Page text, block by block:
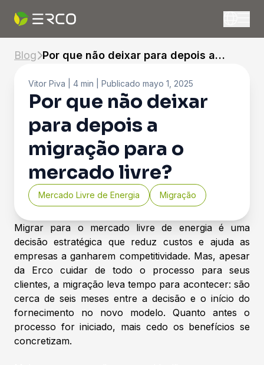
Blog Por que não deixar para depois a
Vitor Piva | 4 min | Publicado mayo 1, 2025
Por que não deixar
para depois a
migração para o
mercado livre?
Mercado Livre de Energia Migração
Migrar para o mercado livre de energia é uma
decisão estratégica que reduz custos e ajuda as
empresas a ganharem competitividade. Mas, apesar
da Erco cuidar de todo o processo para seus
clientes, a migração leva tempo para acontecer: são
cerca de seis meses entre a decisão e o início do
fornecimento no novo modelo. Quanto antes o
processo for iniciado, mais cedo os benefícios se
concretizam.